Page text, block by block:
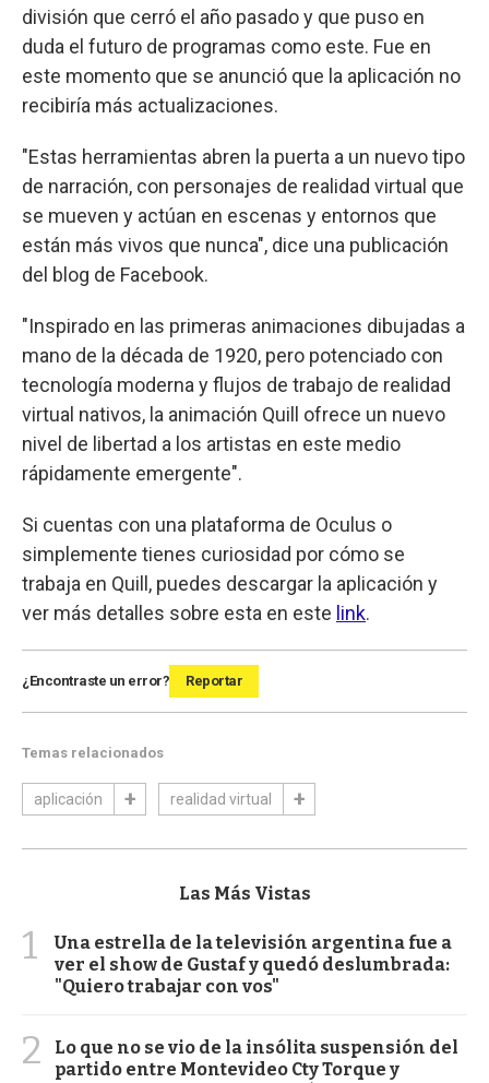
división que cerró el año pasado y que puso en
duda el futuro de programas como este. Fue en
este momento que se anunció que la aplicación no
recibiría más actualizaciones.
"Estas herramientas abren la puerta a un nuevo tipo
de narración, con personajes de realidad virtual que
se mueven y actúan en escenas y entornos que
están más vivos que nunca", dice una publicación
del blog de Facebook.
"Inspirado en las primeras animaciones dibujadas a
mano de la década de 1920, pero potenciado con
tecnología moderna y flujos de trabajo de realidad
virtual nativos, la animación Quill ofrece un nuevo
nivel de libertad a los artistas en este medio
rápidamente emergente".
Si cuentas con una plataforma de Oculus o
simplemente tienes curiosidad por cómo se
trabaja en Quill, puedes descargar la aplicación y
ver más detalles sobre esta en este link.
¿Encontraste un error? Reportar
Temas relacionados
aplicación realidad virtual
Las Más Vistas
1
Una estrella de la televisión argentina fue a
ver el show de Gustaf y quedó deslumbrada:
"Quiero trabajar con vos"
2
Lo que no se vio de la insólita suspensión del
partido entre Montevideo Cty Torque y